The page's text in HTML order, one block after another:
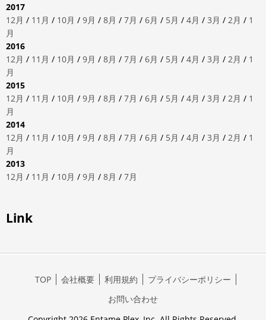
2017
12月 / 11月 / 10月 / 9月 / 8月 / 7月 / 6月 / 5月 / 4月 / 3月 / 2月 / 1
月
2016
12月 / 11月 / 10月 / 9月 / 8月 / 7月 / 6月 / 5月 / 4月 / 3月 / 2月 / 1
月
2015
12月 / 11月 / 10月 / 9月 / 8月 / 7月 / 6月 / 5月 / 4月 / 3月 / 2月 / 1
月
2014
12月 / 11月 / 10月 / 9月 / 8月 / 7月 / 6月 / 5月 / 4月 / 3月 / 2月 / 1
月
2013
12月 / 11月 / 10月 / 9月 / 8月 / 7月
Link
TOP 会社概要 利用規約
プライバシーポリシー
お問い合わせ